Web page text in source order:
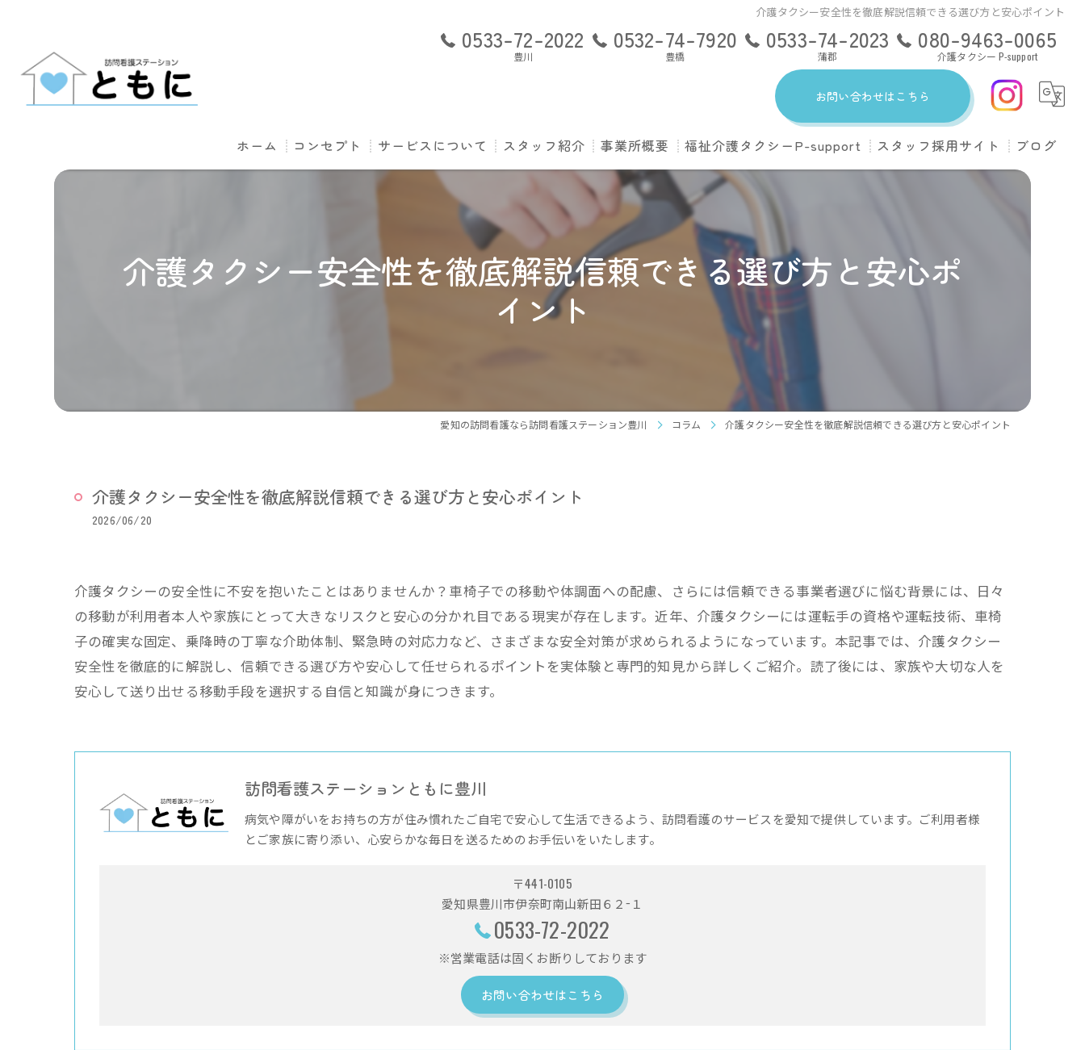
介護タクシー安全性を徹底解説信頼できる選び方と安心ポイント
0533-72-2022
豊川
0532-74-7920
豊橋
0533-74-2023
蒲郡
080-9463-0065
介護タクシー P-support
お問い合わせはこちら
ホーム コンセプト サービスについて
ご利用の流れ
スタッフ紹介 事業所概要
訪問看護ステーションともに豊川
訪問看護ステーションともに豊橋出張所
訪問看護ステーションともに蒲郡
福祉介護タクシーP-support
P-supportのサービス
よくある質問
運営会社概要
利用料金について
専任ドライバー
看護師同行サービス
旅行・長距離移動サポート
スタッフ採用サイト ブログ
介護タクシー安全性を徹底解説信頼できる選び方と安心ポ
イント
愛知の訪問看護なら訪問看護ステーション豊川 コラム 介護タクシー安全性を徹底解説信頼できる選び方と安心ポイント
介護タクシー安全性を徹底解説信頼できる選び方と安心ポイント
2026/06/20
介護タクシーの安全性に不安を抱いたことはありませんか？車椅子での移動や体調面への配慮、さらには信頼できる事業者選びに悩む背景には、日々
の移動が利用者本人や家族にとって大きなリスクと安心の分かれ目である現実が存在します。近年、介護タクシーには運転手の資格や運転技術、車椅
子の確実な固定、乗降時の丁寧な介助体制、緊急時の対応力など、さまざまな安全対策が求められるようになっています。本記事では、介護タクシー
安全性を徹底的に解説し、信頼できる選び方や安心して任せられるポイントを実体験と専門的知見から詳しくご紹介。読了後には、家族や大切な人を
安心して送り出せる移動手段を選択する自信と知識が身につきます。
訪問看護ステーションともに豊川
病気や障がいをお持ちの方が住み慣れたご自宅で安心して生活できるよう、訪問看護のサービスを愛知で提供しています。ご利用者様
とご家族に寄り添い、心安らかな毎日を送るためのお手伝いをいたします。
〒441-0105
愛知県豊川市伊奈町南山新田６２−１
0533-72-2022
※営業電話は固くお断りしております
お問い合わせはこちら